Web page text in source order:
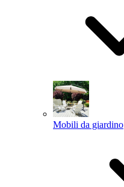
Mobili da giardino